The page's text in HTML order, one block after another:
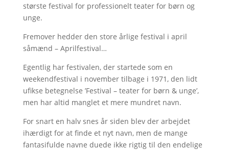
største festival for professionelt teater for børn og
unge.
Fremover hedder den store årlige festival i april
såmænd – Aprilfestival…
Egentlig har festivalen, der startede som en
weekendfestival i november tilbage i 1971, den lidt
ufikse betegnelse ’Festival – teater for børn & unge’,
men har altid manglet et mere mundret navn.
For snart en halv snes år siden blev der arbejdet
ihærdigt for at finde et nyt navn, men de mange
fantasifulde navne duede ikke rigtig til den endelige